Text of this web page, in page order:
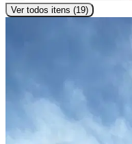
Ver todos itens (19)